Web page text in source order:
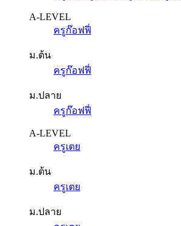
A-LEVEL
ครูก๊อฟฟี่
ม.ต้น
ครูก๊อฟฟี่
ม.ปลาย
ครูก๊อฟฟี่
A-LEVEL
ครูเตย
ม.ต้น
ครูเตย
ม.ปลาย